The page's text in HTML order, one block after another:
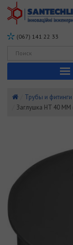
(067) 141 22 33
Трубы и фитинги
Заглушка HT 40 ММ